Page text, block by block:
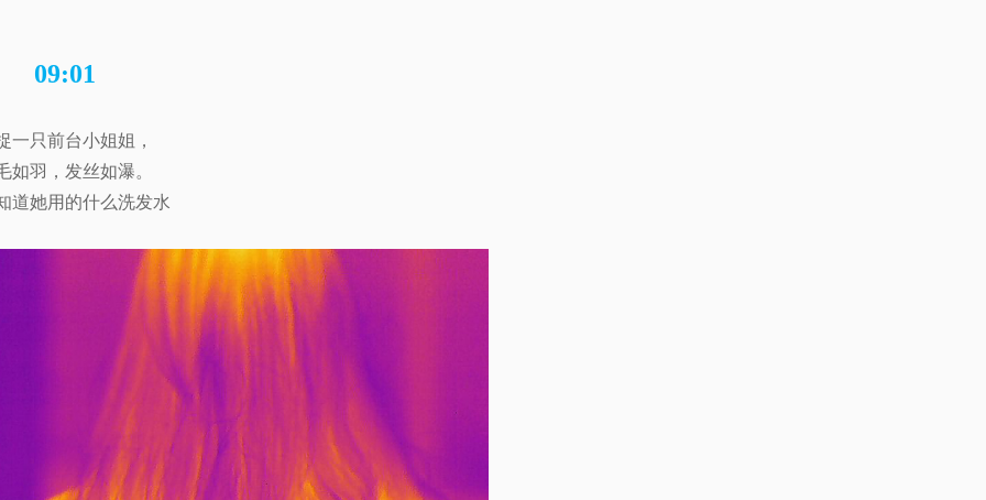
09:01
一只前台小姐姐，
如羽，发丝如瀑。
道她用的什么洗发水